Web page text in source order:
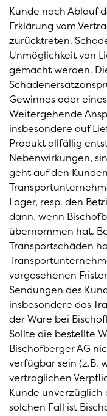
Kunde nach Ablauf
Erklärung vom
zurücktreten.
Unmöglichkeit von
gemacht werden.
Gewinnes oder
Weitergehende
insbesondere auf
Produkt allfällig
Nebenwirkungen,
geht auf den
Lager, resp. den
dann, wenn
übernommen hat.
Transportschäden
vorgesehenen
Sendungen des
insbesondere das
der Ware bei
Sollte die bestellte
Bischofberger AG
verfügbar sein (z.B.
vertraglichen
Kunde
solchen Fall ist